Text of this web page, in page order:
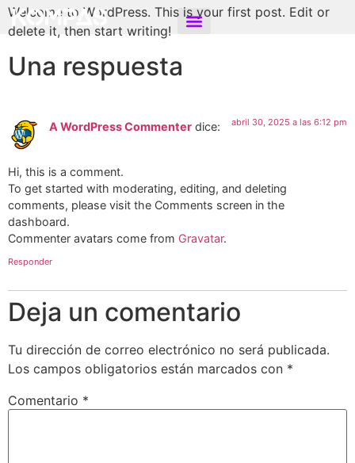
Welcome to WordPress. This is your first post. Edit or
delete it, then start writing!
Una respuesta
A WordPress Commenter dice: abril 30, 2025 a las 6:12 pm
Hi, this is a comment.
To get started with moderating, editing, and deleting
comments, please visit the Comments screen in the
dashboard.
Commenter avatars come from Gravatar.
Responder
Deja un comentario
Tu dirección de correo electrónico no será publicada.
Los campos obligatorios están marcados con *
Comentario *